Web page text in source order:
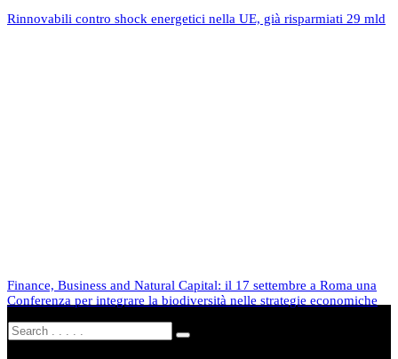
Rinnovabili contro shock energetici nella UE, già risparmiati 29 mld
Finance, Business and Natural Capital: il 17 settembre a Roma una
Conferenza per integrare la biodiversità nelle strategie economiche